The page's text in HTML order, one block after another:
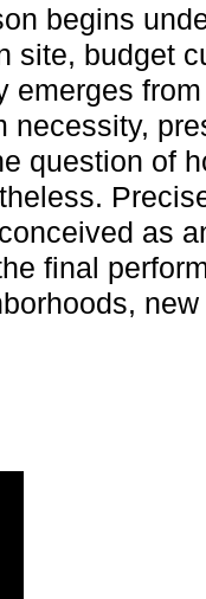
begins
site, budget
emerges
necessity,
question of
as
final